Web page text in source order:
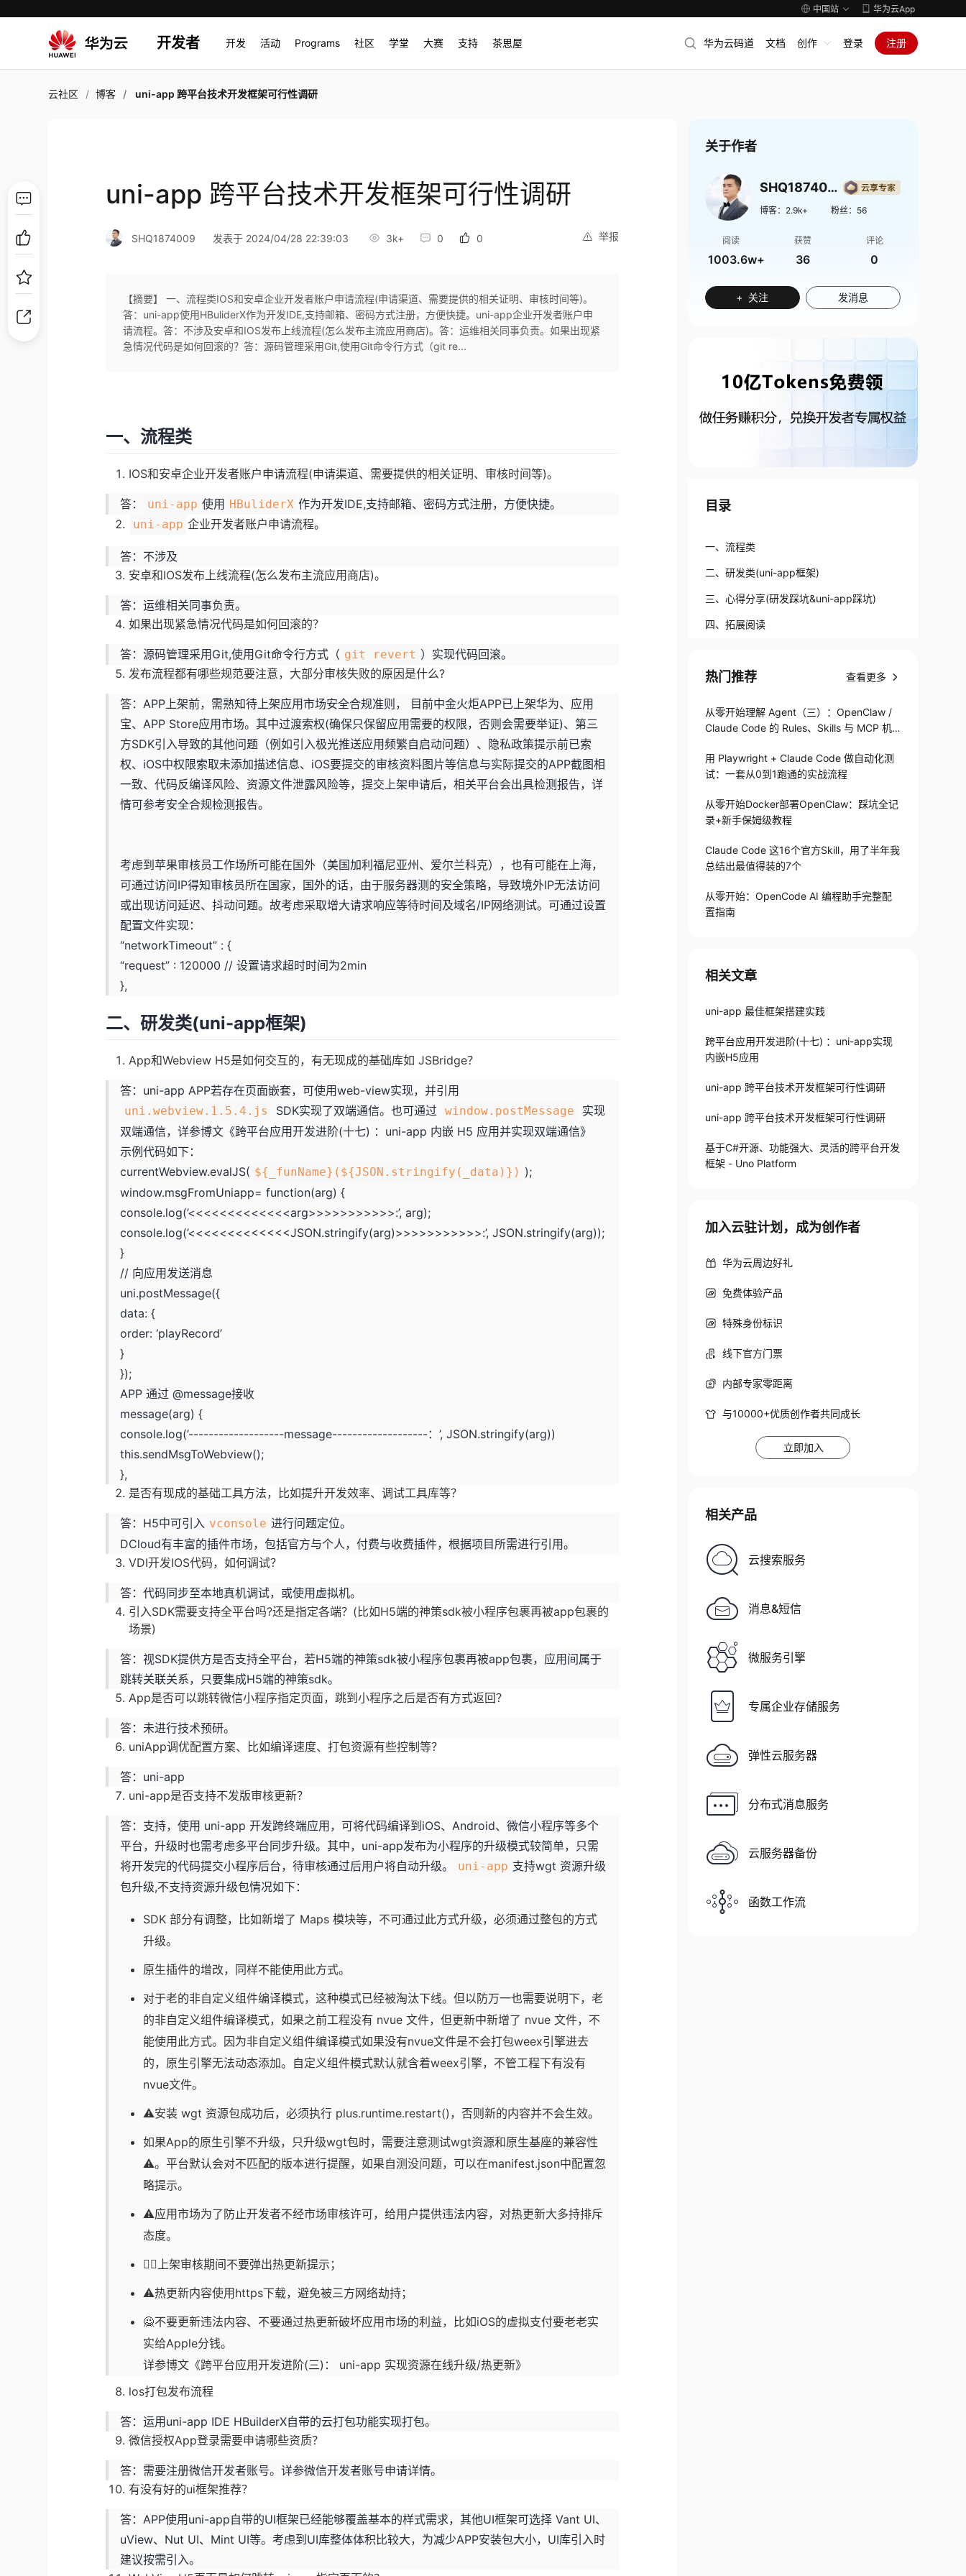
中国站 华为云App
开发者 开发 活动 Programs 社区 学堂 大赛 支持 茶思屋 华为云码道 文档 创作 登录 注册
云社区 博客 uni-app 跨平台技术开发框架可行性调研
uni-app 跨平台技术开发框架可行性调研
举报
SHQ1874009 发表于 2024/04/28 22:39:03 3k+ 0 0
【摘要】 一、流程类IOS和安卓企业开发者账户申请流程(申请渠道、需要提供的相关证明、审核时间等)。
答：uni-app使用HBuliderX作为开发IDE,支持邮箱、密码方式注册，方便快捷。uni-app企业开发者账户申
请流程。答：不涉及安卓和IOS发布上线流程(怎么发布主流应用商店)。答：运维相关同事负责。如果出现紧
急情况代码是如何回滚的？答：源码管理采用Git,使用Git命令行方式（git re...
一、流程类
IOS和安卓企业开发者账户申请流程(申请渠道、需要提供的相关证明、审核时间等)。
答： uni-app 使用 HBuliderX 作为开发IDE,支持邮箱、密码方式注册，方便快捷。
uni-app 企业开发者账户申请流程。
答：不涉及
安卓和IOS发布上线流程(怎么发布主流应用商店)。
答：运维相关同事负责。
如果出现紧急情况代码是如何回滚的？
答：源码管理采用Git,使用Git命令行方式（ git revert ）实现代码回滚。
发布流程都有哪些规范要注意，大部分审核失败的原因是什么?
答：APP上架前，需熟知待上架应用市场安全合规准则， 目前中金火炬APP已上架华为、应用
宝、APP Store应用市场。其中过渡索权(确保只保留应用需要的权限，否则会需要举证)、第三
方SDK引入导致的其他问题（例如引入极光推送应用频繁自启动问题）、隐私政策提示前已索
权、iOS中权限索取未添加描述信息、iOS要提交的审核资料图片等信息与实际提交的APP截图相
一致、代码反编译风险、资源文件泄露风险等，提交上架申请后，相关平台会出具检测报告，详
情可参考安全合规检测报告。
考虑到苹果审核员工作场所可能在国外（美国加利福尼亚州、爱尔兰科克），也有可能在上海，
可通过访问IP得知审核员所在国家，国外的话，由于服务器测的安全策略，导致境外IP无法访问
或出现访问延迟、抖动问题。故考虑采取增大请求响应等待时间及域名/IP网络测试。可通过设置
配置文件实现：
“networkTimeout” : {
“request” : 120000 // 设置请求超时时间为2min
},
二、研发类(uni-app框架)
App和Webview H5是如何交互的，有无现成的基础库如 JSBridge？
答：uni-app APP若存在页面嵌套，可使用web-view实现，并引用
uni.webview.1.5.4.js SDK实现了双端通信。也可通过 window.postMessage
实现
双端通信，详参博文《跨平台应用开发进阶(十七) ：uni-app 内嵌 H5 应用并实现双端通信》
示例代码如下：
currentWebview.evalJS( ${_funName}(${JSON.stringify(_data)}) );
window.msgFromUniapp= function(arg) {
console.log(’<<<<<<<<<<<<<arg>>>>>>>>>>>:’, arg);
console.log(’<<<<<<<<<<<<<JSON.stringify(arg)>>>>>>>>>>>:’, JSON.stringify(arg));
}
// 向应用发送消息
uni.postMessage({
data: {
order: ‘playRecord’
}
});
APP 通过 @message接收
message(arg) {
console.log(’-------------------message-------------------：’, JSON.stringify(arg))
this.sendMsgToWebview();
},
是否有现成的基础工具方法，比如提升开发效率、调试工具库等？
答：H5中可引入 vconsole 进行问题定位。
DCloud有丰富的插件市场，包括官方与个人，付费与收费插件，根据项目所需进行引用。
VDI开发IOS代码，如何调试？
答：代码同步至本地真机调试，或使用虚拟机。
引入SDK需要支持全平台吗?还是指定各端？(比如H5端的神策sdk被小程序包裹再被app包裹的
场景)
答：视SDK提供方是否支持全平台，若H5端的神策sdk被小程序包裹再被app包裹，应用间属于
跳转关联关系，只要集成H5端的神策sdk。
App是否可以跳转微信小程序指定页面，跳到小程序之后是否有方式返回？
答：未进行技术预研。
uniApp调优配置方案、比如编译速度、打包资源有些控制等？
答：uni-app
uni-app是否支持不发版审核更新？
答：支持，使用 uni-app 开发跨终端应用，可将代码编译到iOS、Android、微信小程序等多个
平台，升级时也需考虑多平台同步升级。其中，uni-app发布为小程序的升级模式较简单，只需
将开发完的代码提交小程序后台，待审核通过后用户将自动升级。
uni-app 支持wgt 资源升级
包升级,不支持资源升级包情况如下：
SDK 部分有调整，比如新增了 Maps 模块等，不可通过此方式升级，必须通过整包的方式
升级。
原生插件的增改，同样不能使用此方式。
对于老的非自定义组件编译模式，这种模式已经被淘汰下线。但以防万一也需要说明下，老
的非自定义组件编译模式，如果之前工程没有 nvue 文件，但更新中新增了 nvue 文件，不
能使用此方式。因为非自定义组件编译模式如果没有nvue文件是不会打包weex引擎进去
的，原生引擎无法动态添加。自定义组件模式默认就含着weex引擎，不管工程下有没有
nvue文件。
⚠️安装 wgt 资源包成功后，必须执行 plus.runtime.restart()，否则新的内容并不会生效。
如果App的原生引擎不升级，只升级wgt包时，需要注意测试wgt资源和原生基座的兼容性
⚠️。平台默认会对不匹配的版本进行提醒，如果自测没问题，可以在manifest.json中配置忽
略提示。
⚠️应用市场为了防止开发者不经市场审核许可，给用户提供违法内容，对热更新大多持排斥
态度。
🙅‍♂️上架审核期间不要弹出热更新提示；
⚠️热更新内容使用https下载，避免被三方网络劫持；
🙅不要更新违法内容、不要通过热更新破坏应用市场的利益，比如iOS的虚拟支付要老老实
实给Apple分钱。
详参博文《跨平台应用开发进阶(三)： uni-app 实现资源在线升级/热更新》
los打包发布流程
答：运用uni-app IDE HBuilderX自带的云打包功能实现打包。
微信授权App登录需要申请哪些资质？
答：需要注册微信开发者账号。详参微信开发者账号申请详情。
有没有好的ui框架推荐？
答：APP使用uni-app自带的UI框架已经能够覆盖基本的样式需求，其他UI框架可选择Vant UI、
uView、 Nut UI、 Mint UI等。考虑到UI库整体体积比较大，为减少APP安装包大小，UI库引入时
建议按需引入。
关于作者
SHQ1874009
博客： 2.9k+ 粉丝： 56
阅读
1003.6w+
获赞
36
评论
0
+ 关注 发消息
目录
一、流程类
二、研发类(uni-app框架)
三、心得分享(研发踩坑&uni-app踩坑)
四、拓展阅读
热门推荐 查看更多
从零开始理解 Agent（三）：OpenClaw /
Claude Code 的 Rules、Skills 与 MCP 机
用 Playwright + Claude Code 做自动化测
试：一套从0到1跑通的实战流程
从零开始Docker部署OpenClaw：踩坑全记
录+新手保姆级教程
Claude Code 这16个官方Skill，用了半年我
总结出最值得装的7个
从零开始：OpenCode AI 编程助手完整配
置指南
相关文章
uni-app 最佳框架搭建实践
跨平台应用开发进阶(十七) ：uni-app实现
内嵌H5应用
uni-app 跨平台技术开发框架可行性调研
uni-app 跨平台技术开发框架可行性调研
基于C#开源、功能强大、灵活的跨平台开发
框架 - Uno Platform
加入云驻计划，成为创作者
华为云周边好礼
免费体验产品
特殊身份标识
线下官方门票
内部专家零距离
与10000+优质创作者共同成长
立即加入
相关产品
云搜索服务
消息&短信
微服务引擎
专属企业存储服务
弹性云服务器
分布式消息服务
云服务器备份
函数工作流